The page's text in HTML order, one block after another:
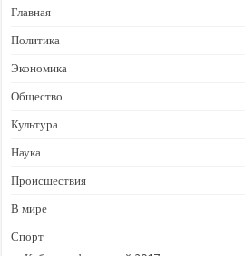
Главная
Политика
Экономика
Общество
Культура
Наука
Происшествия
В мире
Спорт